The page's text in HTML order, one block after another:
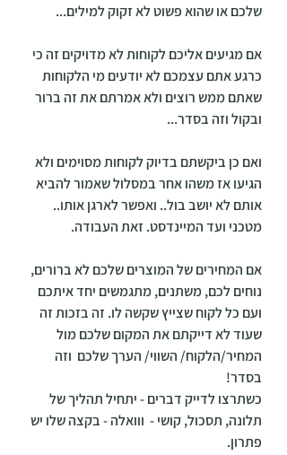
שלכם או שהוא פשוט לא זקוק למילים...
אם מגיעים אליכם לקוחות לא מדויקים זה כי
כרגע אתם עצמכם לא יודעים מי הלקוחות
שאתם ממש רוצים ולא אמרתם את זה ברור
ובקול וזה בסדר...
ואם כן ביקשתם בדיוק לקוחות מסוימים ולא
הגיעו אז משהו אחר במסלול שאמור להביא
אותם לא יושב בול.. ואפשר לארגן אותו..
מטכני ועד המיינדסט. זאת העבודה.
אם המחירים של המוצרים שלכם לא ברורים,
נוחים לכם, משתנים, מתגמשים יחד איתכם
ועם כל לקוח שצייץ שקשה לו. זה בזכות זה
שעוד לא דייקתם את המקום שלכם מול
המחיר/הלקוח/ השווי/ הערך שלכם  וזה
בסדר!
כשתרצו לדייק דברים - יתחיל תהליך של
תלונה, תסכול, קושי -  ווואלה - בקצה שלו יש
פתרון.